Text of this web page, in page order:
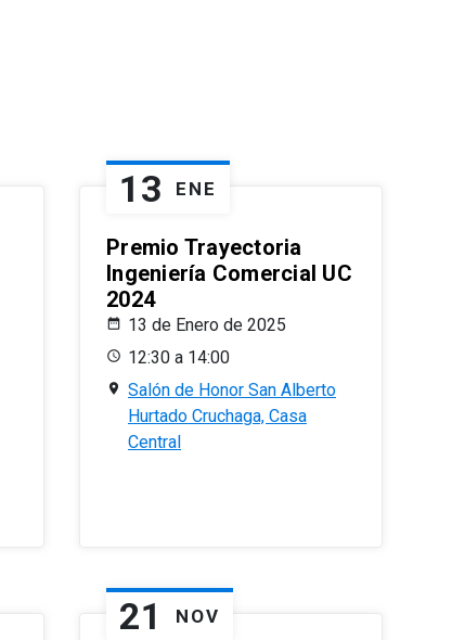
13 ENE
Premio Trayectoria
Ingeniería Comercial UC
2024
13 de Enero de 2025
12:30 a 14:00
Salón de Honor San Alberto
Hurtado Cruchaga, Casa
Central
21 NOV